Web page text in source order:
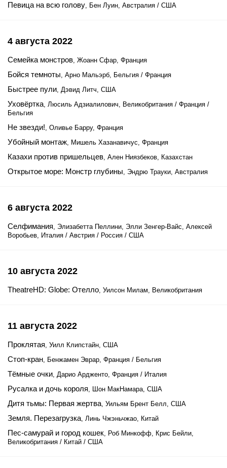
Певица на всю голову, Бен Луин, Австралия / США
4 августа 2022
Семейка монстров, Жоанн Сфар, Франция
Бойся темноты, Арно Мальэрб, Бельгия / Франция
Быстрее пули, Дэвид Литч, США
Уховёртка, Люсиль Адзиалилович, Великобритания / Франция /
Бельгия
Не звезди!, Оливье Барру, Франция
Убойный монтаж, Мишель Хазанавичус, Франция
Казахи против пришельцев, Ален Ниязбеков, Казахстан
Открытое море: Монстр глубины, Эндрю Трауки, Австралия
6 августа 2022
Селфимания, Элизабетта Пеллини, Элли Зенгер-Вайс, Алексей
Воробьев, Италия / Австрия / Россия / США
10 августа 2022
TheatreHD: Globe: Отелло, Уилсон Милам, Великобритания
11 августа 2022
Проклятая, Уилл Клипстайн, США
Стоп-кран, Бенжамен Эврар, Франция / Бельгия
Тёмные очки, Дарио Ардженто, Франция / Италия
Русалка и дочь короля, Шон МакНамара, США
Дитя тьмы: Первая жертва, Уильям Брент Белл, США
Земля. Перезагрузка, Линь Чжэньчжао, Китай
Пес-самурай и город кошек, Роб Минкофф, Крис Бейли,
Великобритания / Китай / США